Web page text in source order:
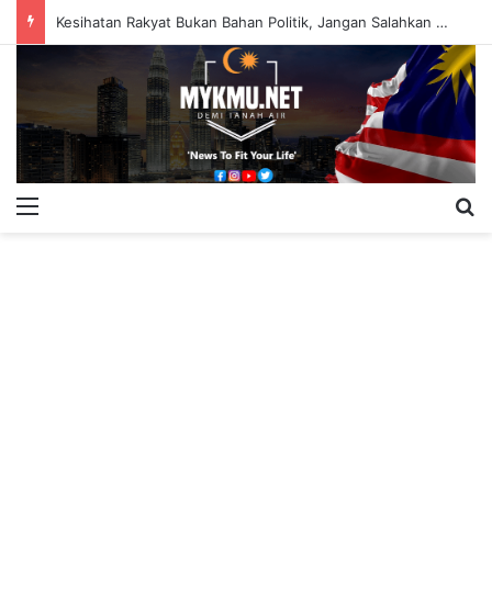
Kesihatan Rakyat Bukan Bahan Politik, Jangan Salahkan Onn Hafiz – Haslinda Salleh